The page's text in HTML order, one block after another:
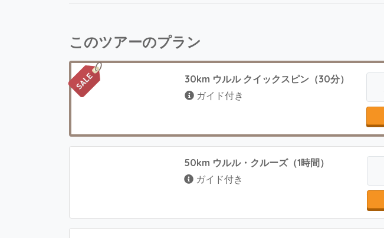
このツアーのプラン
30km ウルル クイックスピン（30分）
ガイド付き
50km ウルル・クルーズ（1時間）
ガイド付き